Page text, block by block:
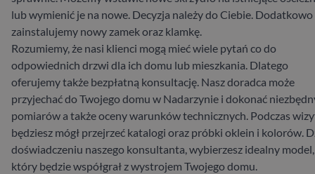
lub wymienić je na nowe. Decyzja należy do Ciebie. Dodatkowo
zainstalujemy nowy zamek oraz klamkę.
Rozumiemy, że nasi klienci mogą mieć wiele pytań co do
odpowiednich drzwi dla ich domu lub mieszkania. Dlatego
oferujemy także bezpłatną konsultację. Nasz doradca może
przyjechać do Twojego domu w Nadarzynie i dokonać
pomiarów a także oceny warunków technicznych. Podczas
będziesz mógł przejrzeć katalogi oraz próbki oklein i kolorów.
doświadczeniu naszego konsultanta, wybierzesz idealny model,
który będzie współgrał z wystrojem Twojego domu.